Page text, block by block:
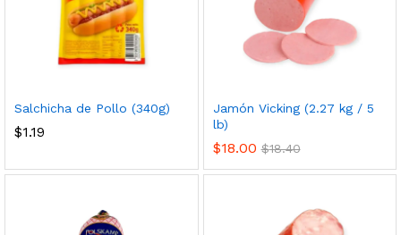
Salchicha de Pollo (340g)
$1.19
Jamón Vicking (2.27 kg / 5
lb)
$18.00 $18.40